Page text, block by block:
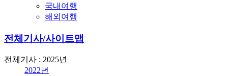
국내여행
해외여행
전체기사/사이트맵
전체기사 : 2025년
2022년